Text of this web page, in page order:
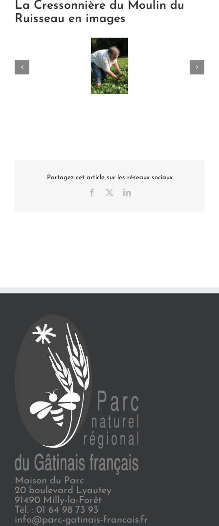
La Cressonnière du Moulin du
Ruisseau en images
Partagez cet article sur les réseaux sociaux
Facebook LinkedIn
Maison du Parc
20 boulevard Lyautey
91490 Milly-la-Forêt
Tél. : 01 64 98 73 93
info@parc-gatinais-francais.fr